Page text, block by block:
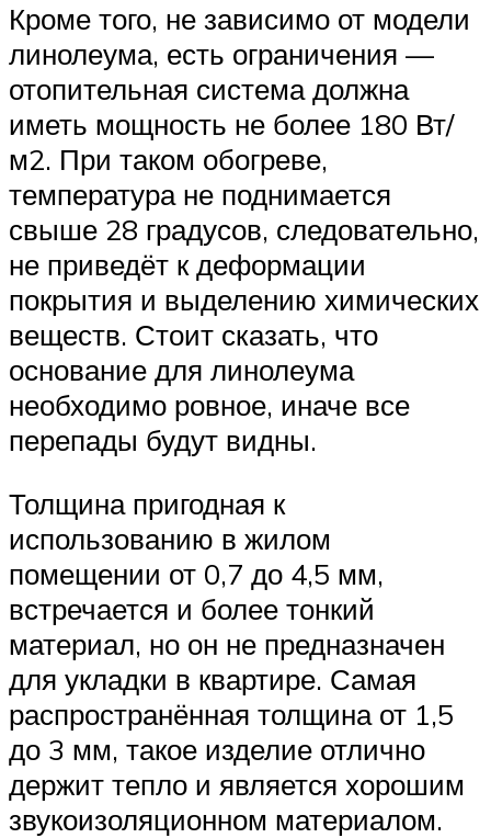
Кроме того, не зависимо от модели
линолеума, есть ограничения —
отопительная система должна
иметь мощность не более 180 Вт/
м2. При таком обогреве,
температура не поднимается
свыше 28 градусов, следовательно,
не приведёт к деформации
покрытия и выделению химических
веществ. Стоит сказать, что
основание для линолеума
необходимо ровное, иначе все
перепады будут видны.
Толщина пригодная к
использованию в жилом
помещении от 0,7 до 4,5 мм,
встречается и более тонкий
материал, но он не предназначен
для укладки в квартире. Самая
распространённая толщина от 1,5
до 3 мм, такое изделие отлично
держит тепло и является хорошим
звукоизоляционном материалом.